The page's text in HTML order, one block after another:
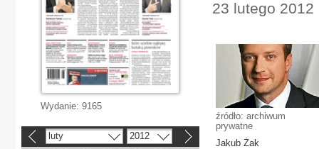
23 lutego 2012
źródło: archiwum
prywatne
Jakub Żak
Wydanie: 9165
luty 2012